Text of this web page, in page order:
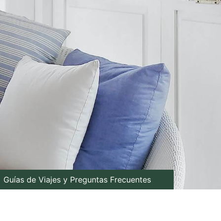
Guías de Viajes y Preguntas Frecuentes